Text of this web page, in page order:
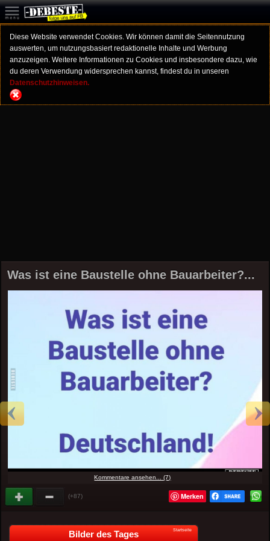
Diese Website verwendet Cookies. Wir können damit die Seitennutzung
auswerten, um nutzungsbasiert redaktionelle Inhalte und Werbung
anzuzeigen. Weitere Informationen zu Cookies und insbesondere dazu, wie
du deren Verwendung widersprechen kannst, findest du in unseren
Datenschutzhinweisen.
Was ist eine Baustelle ohne Bauarbeiter?...
Kommentare ansehen... (7)
(+87) Merken
Bilder des Tages Startseite